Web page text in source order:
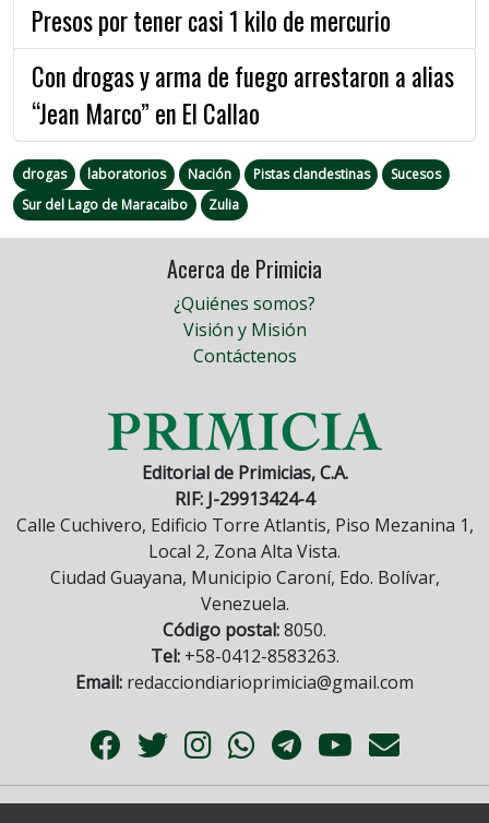
Presos por tener casi 1 kilo de mercurio
Con drogas y arma de fuego arrestaron a alias
“Jean Marco” en El Callao
drogas laboratorios Nación Pistas clandestinas
Sucesos
Sur del Lago de Maracaibo
Zulia
Acerca de Primicia
¿Quiénes somos?
Visión y Misión
Contáctenos
Editorial de Primicias, C.A.
RIF: J-29913424-4
Calle Cuchivero, Edificio Torre Atlantis, Piso Mezanina 1,
Local 2, Zona Alta Vista.
Ciudad Guayana, Municipio Caroní, Edo. Bolívar,
Venezuela.
Código postal:8050.
Tel:+58-0412-8583263.
Email: redacciondiarioprimicia@gmail.com